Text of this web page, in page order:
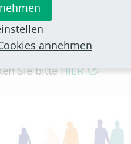
Arbeitskreise
Sie bitte HIER
annehmen